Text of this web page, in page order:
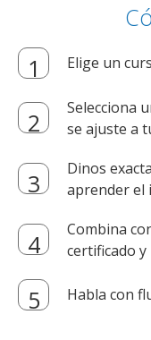
Elige un
Selecciona
se ajuste a
Dinos
aprender el
Combina
certificado y
Habla con